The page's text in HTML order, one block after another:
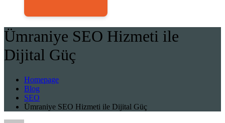
Ümraniye SEO Hizmeti ile
Dijital Güç
Homepage
Blog
SEO
Ümraniye SEO Hizmeti ile Dijital Güç